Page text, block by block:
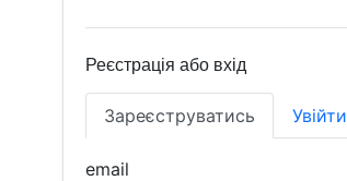
Реєстрація або вхід
Зареєструватись Увійти
email